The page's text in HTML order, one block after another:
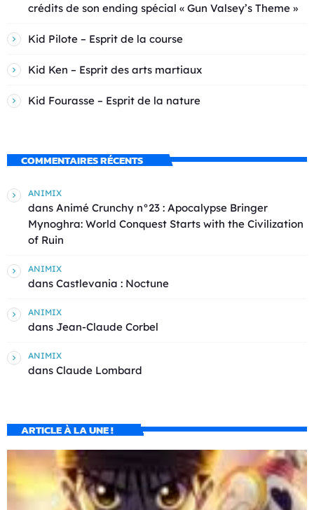
crédits de son ending spécial « Gun Valsey’s Theme »
Kid Pilote – Esprit de la course
Kid Ken – Esprit des arts martiaux
Kid Fourasse – Esprit de la nature
COMMENTAIRES RÉCENTS
ANIMIX
dans Animé Crunchy n°23 : Apocalypse Bringer
Mynoghra: World Conquest Starts with the Civilization
of Ruin
ANIMIX
dans Castlevania : Noctune
ANIMIX
dans Jean-Claude Corbel
ANIMIX
dans Claude Lombard
ARTICLE À LA UNE !